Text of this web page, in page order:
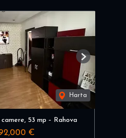
Harta
Next
53 mp – Rahova
€